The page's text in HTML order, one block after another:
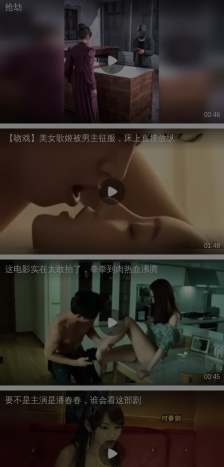
抢劫
00:46
【吻戏】美女歌姬被男主征服，床上直接放纵
01:48
这电影实在太敢拍了，拳拳到肉热血沸腾
00:45
要不是主演是潘春春，谁会看这部剧